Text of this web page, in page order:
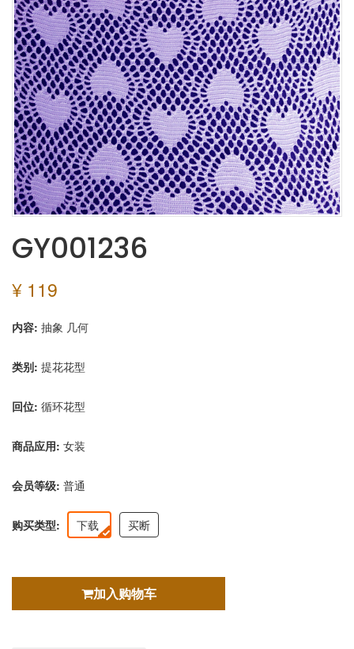
GY001236
¥ 119
内容: 抽象 几何
类别: 提花花型
回位: 循环花型
商品应用: 女装
会员等级: 普通
购买类型: 下载 买断
加入购物车